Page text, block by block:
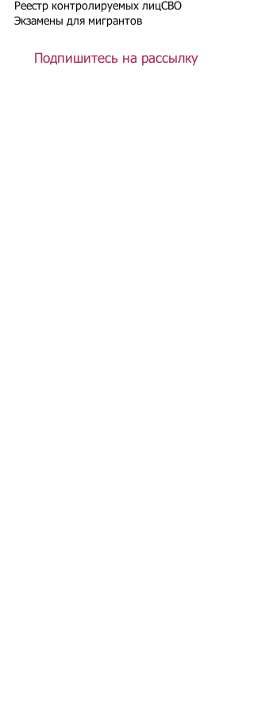
Реестр контролируемых лицСВО
Экзамены для мигрантов
Подпишитесь на рассылку